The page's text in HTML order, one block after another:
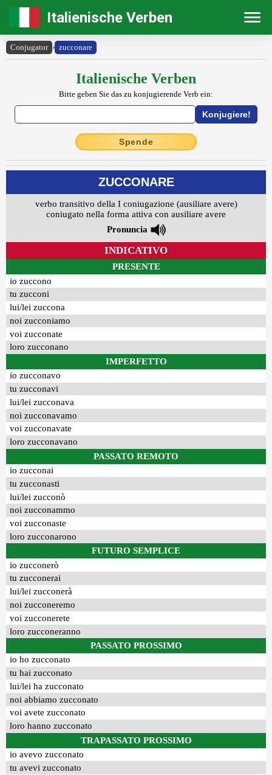
Italienische Verben
Conjugator › zucconare
Italienische Verben
Bitte geben Sie das zu konjugierende Verb ein:
Spende
ZUCCONARE
verbo transitivo della I coniugazione (ausiliare avere)
coniugato nella forma attiva con ausiliare avere
Pronuncia
INDICATIVO
PRESENTE
io zuccono
tu zucconi
lui/lei zuccona
noi zucconiamo
voi zucconate
loro zucconano
IMPERFETTO
io zucconavo
tu zucconavi
lui/lei zucconava
noi zucconavamo
voi zucconavate
loro zucconavano
PASSATO REMOTO
io zucconai
tu zucconasti
lui/lei zucconò
noi zucconammo
voi zucconaste
loro zucconarono
FUTURO SEMPLICE
io zucconerò
tu zucconerai
lui/lei zucconerà
noi zucconeremo
voi zucconerete
loro zucconeranno
PASSATO PROSSIMO
io ho zucconato
tu hai zucconato
lui/lei ha zucconato
noi abbiamo zucconato
voi avete zucconato
loro hanno zucconato
TRAPASSATO PROSSIMO
io avevo zucconato
tu avevi zucconato